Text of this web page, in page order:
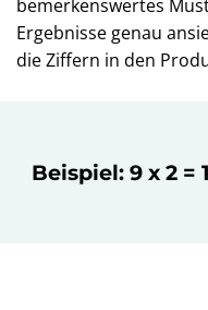
bemerkenswertes
Ergebnisse genau
die Ziffern in den
Beispiel: 9 x 2 =